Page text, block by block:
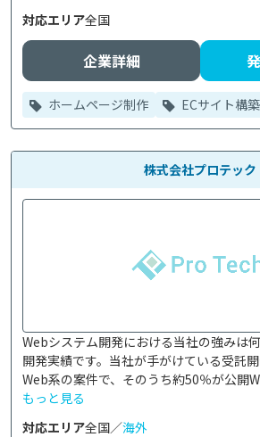
対応エリア全国
企業詳細
ホームページ制作 ECサイト構築
株式会社プロテック
Webシステム開発における当社の強みは
開発実績です。当社が手がけている受託
Web系の案件で、そのうち約50％が公開
もっと見る
対応エリア全国／海外